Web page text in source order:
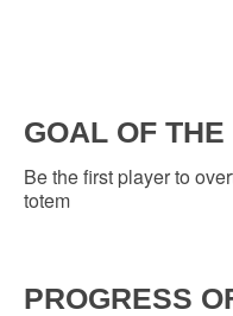
GOAL OF
Be the first player to
totem
PROGRESS